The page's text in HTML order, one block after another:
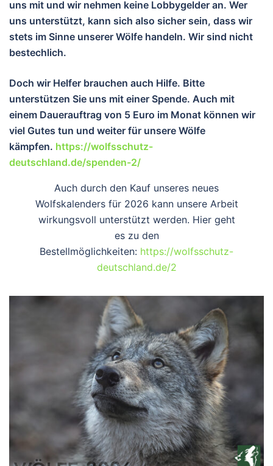
uns mit und wir nehmen keine Lobbygelder an. Wer
uns unterstützt, kann sich also sicher sein, dass wir
stets im Sinne unserer Wölfe handeln. Wir sind nicht
bestechlich.
Doch wir Helfer brauchen auch Hilfe. Bitte
unterstützen Sie uns mit einer Spende. Auch mit
einem Dauerauftrag von 5 Euro im Monat können wir
viel Gutes tun und weiter für unsere Wölfe
kämpfen. https://wolfsschutz-
deutschland.de/spenden-2/
Auch durch den Kauf unseres neues
Wolfskalenders für 2026 kann unsere Arbeit
wirkungsvoll unterstützt werden. Hier geht
es zu den
Bestellmöglichkeiten: https://wolfsschutz-
deutschland.de/2